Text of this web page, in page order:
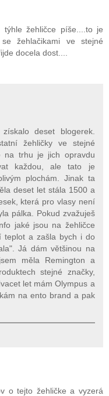
žehličce píše....to je
žehlačikami ve stejné
docela dost....
deset blogerek.
žehličky ve stejné
na trhu je jich opravdu
každou, ale tato je
plochám. Jinak ta
deset let stála 1500 a
která pro vlasy není
pálka. Pokud zvažuješ
jaké jsou na žehličce
teplot a zašla bych i do
Já dám většinou na
měla Remington a
stejné značky,
let mám Olympus a
na ento brand a pak
o tejto žehličke a vyzerá